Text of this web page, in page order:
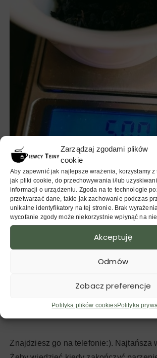
Zarządzaj zgodami plików
cookie
Aby zapewnić jak najlepsze wrażenia, korzystamy
jak pliki cookie, do przechowywania i/lub
informacji o urządzeniu. Zgoda na te technologie
przetwarzać dane, takie jak zachowanie podczas
unikalne identyfikatory na tej stronie. Brak
wycofanie zgody może niekorzystnie wpłynąć na
Akceptuję
Odmów
Zobacz preferencje
Polityka plików cookiesPolityka
Znajdziesz go na telefonie:). Najtańsza